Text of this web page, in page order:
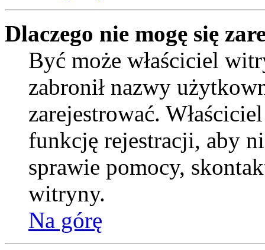
Dlaczego nie mogę się
Być może właściciel
zabronił nazwy
zarejestrować.
funkcję rejestracji, aby
sprawie pomocy,
witryny.
Na górę